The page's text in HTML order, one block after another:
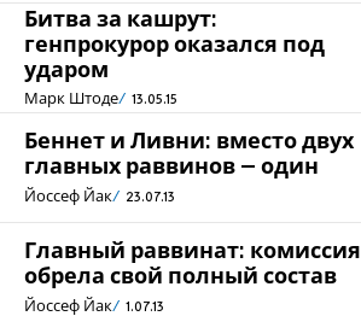
Битва за кашрут:
генпрокурор оказался под
ударом
Марк Штоде 13.05.15
Беннет и Ливни: вместо двух
главных раввинов – один
Йоссеф Йак 23.07.13
Главный раввинат: комиссия
обрела свой полный состав
Йоссеф Йак 1.07.13